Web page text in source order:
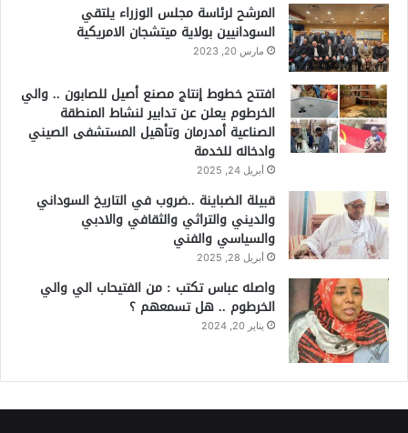
المرشح لرئاسة مجلس الوزراء يلتقي
السودانيين بولاية ميتشجان الامريكية
مارس 20, 2023
افتتح خطوط إنتاج مصنع أصيل للصابون .. والي
الخرطوم يعلن عن تدابير لنشاط المنطقة
الصناعية أمدرمان وتأهيل المستشفى الصيني
وادخاله للخدمة
أبريل 24, 2025
قبيلة الضباينة ..ضروب في التاريخ السوداني
والديني والتراثي والثقافي والادبي
والسياسي والفني
أبريل 28, 2025
واصله عباس تكتب : من الفتيحاب الي والي
الخرطوم .. هل تسمعهم ؟
يناير 20, 2024